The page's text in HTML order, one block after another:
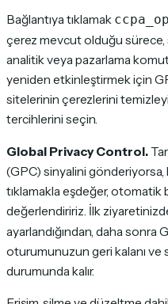
Bağlantıya tıklamak
çerez mevcut olduğu
analitik veya pazarlama
yeniden etkinleştirmek için
sitelerinin çerezlerini
tercihlerini seçin.
Global Privacy Control.
(GPC) sinyalini gönderiyorsa,
tıklamakla eşdeğer, otomatik
değerlendiririz. İlk
ayarlandığından, daha sonra
oturumunuzun geri kalanı
durumunda kalır.